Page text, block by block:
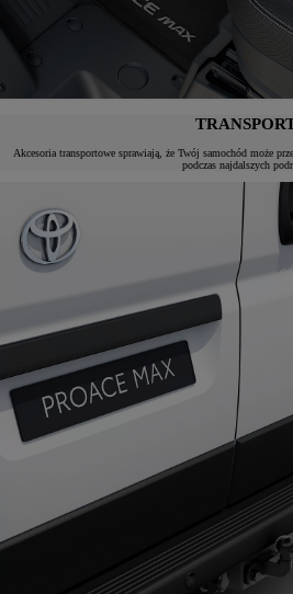
Akcesoria transportowe sprawiają, że Twój samochód może
podczas najdalszych